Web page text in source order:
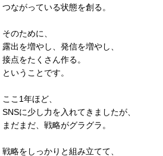
つながっている状態を創る。
そのために、
露出を増やし、発信を増やし、
接点をたくさん作る。
ということです。
ここ1年ほど、
SNSに少し力を入れてきましたが、
まだまだ、戦略がグラグラ。
戦略をしっかりと組み立てて、